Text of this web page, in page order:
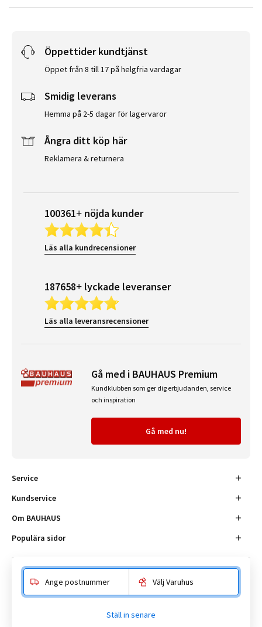
Öppettider kundtjänst
Öppet från 8 till 17 på helgfria vardagar
Smidig leverans
Hemma på 2-5 dagar för lagervaror
Ångra ditt köp här
Reklamera & returnera
100361+ nöjda kunder
Läs alla kundrecensioner
187658+ lyckade leveranser
Läs alla leveransrecensioner
Gå med i BAUHAUS Premium
Kundklubben som ger dig erbjudanden, service
och inspiration
Gå med nu!
Service
Kundservice
Om BAUHAUS
Populära sidor
Enköpingsvägen 41, 177 38 Järfälla.
Ange postnummer Välj Varuhus
Ställ in senare